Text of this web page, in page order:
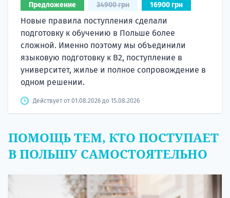
Предложение 34900 грн 16900 грн
Новые правила поступления сделали
подготовку к обучению в Польше более
сложной. Именно поэтому мы объединили
языковую подготовку к В2, поступление в
университет, жилье и полное сопровождение в
одном решении.
Действует от 01.08.2026 до 15.08.2026
ПОМОЩЬ ТЕМ, КТО ПОСТУПАЕТ
В ПОЛЬШУ САМОСТОЯТЕЛЬНО